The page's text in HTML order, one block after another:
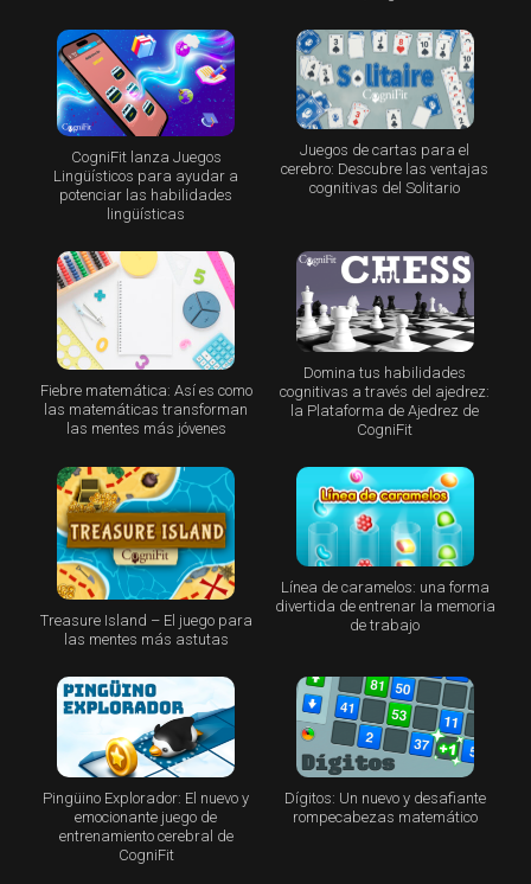
CogniFit lanza Juegos
Lingüísticos para ayudar a
potenciar las habilidades
lingüísticas
Juegos de cartas para el
cerebro: Descubre las ventajas
cognitivas del Solitario
Fiebre matemática: Así es como
las matemáticas transforman
las mentes más jóvenes
Domina tus habilidades
cognitivas a través del ajedrez:
la Plataforma de Ajedrez de
CogniFit
Treasure Island – El juego para
las mentes más astutas
Línea de caramelos: una forma
divertida de entrenar la memoria
de trabajo
Pingüino Explorador: El nuevo y
emocionante juego de
entrenamiento cerebral de
CogniFit
Dígitos: Un nuevo y desafiante
rompecabezas matemático